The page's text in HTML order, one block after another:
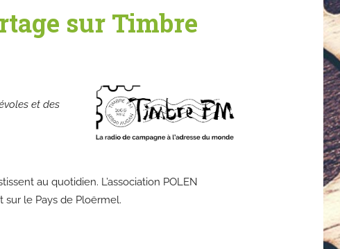
sur Timbre
et des
au quotidien. L’association POLEN
le Pays de Ploërmel.